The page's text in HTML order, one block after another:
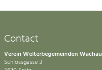
Contact
Verein Welterbegemeinden Wachau
Schlossgasse 3